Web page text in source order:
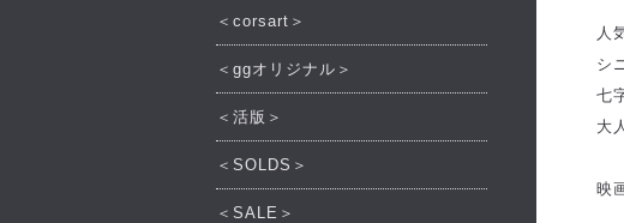
人
シ
七
大
映
＜corsart＞
＜ggオリジナル＞
＜活版＞
＜SOLDS＞
＜SALE＞